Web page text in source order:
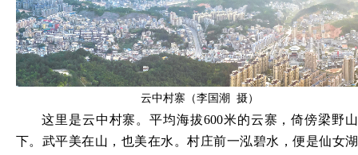
云中村寨（李国潮 摄）
这里是云中村寨。平均海拔600米的云寨，倚傍梁野山
下。武平美在山，也美在水。村庄前一泓碧水，便是仙女湖